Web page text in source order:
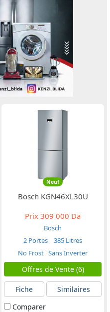
Neuf
Bosch KGN46XL30U
Prix 309 000 Da
Bosch
2 Portes
385 Litres
No Frost Sans Inverter
Offres de Vente (6)
Fiche
Similaires
Comparer